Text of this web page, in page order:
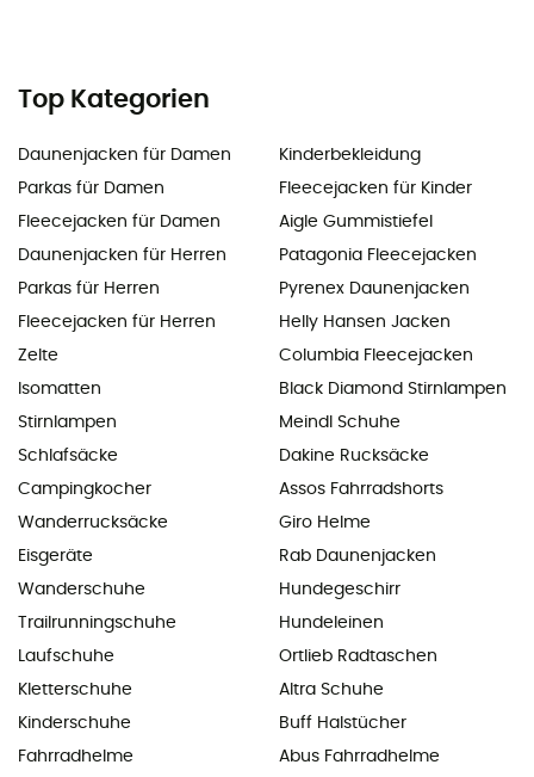
Top Kategorien
Daunenjacken für Damen
Parkas für Damen
Fleecejacken für Damen
Daunenjacken für Herren
Parkas für Herren
Fleecejacken für Herren
Zelte
Isomatten
Stirnlampen
Schlafsäcke
Campingkocher
Wanderrucksäcke
Eisgeräte
Wanderschuhe
Trailrunningschuhe
Laufschuhe
Kletterschuhe
Kinderschuhe
Fahrradhelme
Kinderbekleidung
Fleecejacken für Kinder
Aigle Gummistiefel
Patagonia Fleecejacken
Pyrenex Daunenjacken
Helly Hansen Jacken
Columbia Fleecejacken
Black Diamond Stirnlampen
Meindl Schuhe
Dakine Rucksäcke
Assos Fahrradshorts
Giro Helme
Rab Daunenjacken
Hundegeschirr
Hundeleinen
Ortlieb Radtaschen
Altra Schuhe
Buff Halstücher
Abus Fahrradhelme